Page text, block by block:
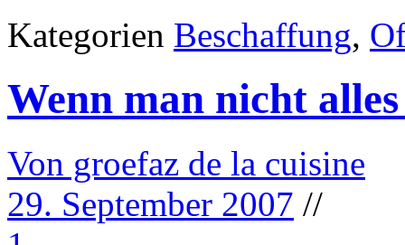
Kategorien Beschaffung,
Wenn man nicht
Von groefaz de la cuisine
29. September 2007 //